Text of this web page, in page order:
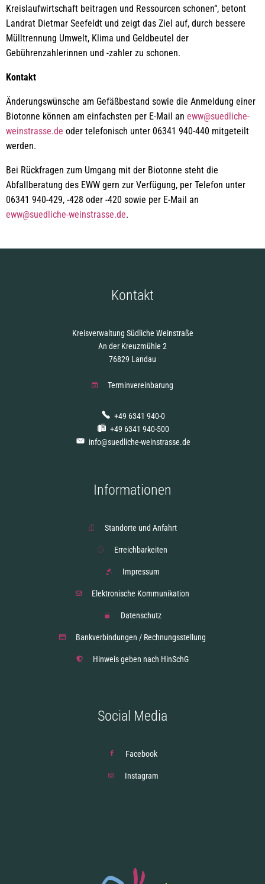
Kreislaufwirtschaft beitragen und Ressourcen schonen“, betont
Landrat Dietmar Seefeldt und zeigt das Ziel auf, durch bessere
Mülltrennung Umwelt, Klima und Geldbeutel der
Gebührenzahlerinnen und -zahler zu schonen.
Kontakt
Änderungswünsche am Gefäßbestand sowie die Anmeldung einer
Biotonne können am einfachsten per E-Mail an eww@suedliche-
weinstrasse.de oder telefonisch unter 06341 940-440 mitgeteilt
werden.
Bei Rückfragen zum Umgang mit der Biotonne steht die
Abfallberatung des EWW gern zur Verfügung, per Telefon unter
06341 940-429, -428 oder -420 sowie per E-Mail an
eww@suedliche-weinstrasse.de.
Kontakt
Kreisverwaltung Südliche Weinstraße
An der Kreuzmühle 2
76829 Landau
Terminvereinbarung
+49 6341 940-0
+49 6341 940-500
info@suedliche-weinstrasse.de
Informationen
Standorte und Anfahrt
Erreichbarkeiten
Impressum
Elektronische Kommunikation
Datenschutz
Bankverbindungen / Rechnungsstellung
Hinweis geben nach HinSchG
Social Media
Facebook
Instagram